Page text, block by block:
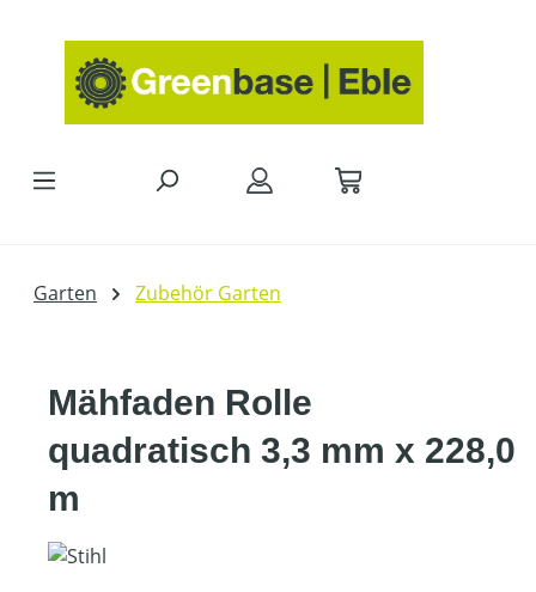
Garten Zubehör Garten
Mähfaden Rolle
quadratisch 3,3 mm x 228,0
m